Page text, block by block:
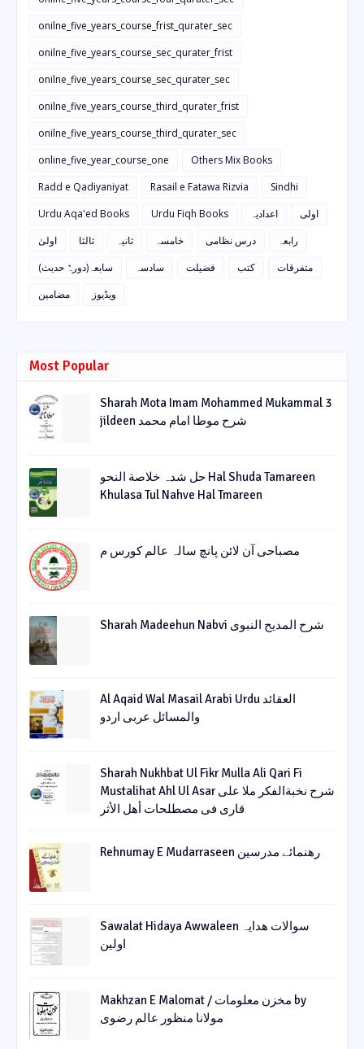
onilne_five_years_course_frist_qurater_sec
onilne_five_years_course_sec_qurater_frist
onilne_five_years_course_sec_qurater_sec
onilne_five_years_course_third_qurater_frist
onilne_five_years_course_third_qurater_sec
online_five_year_course_one
Others Mix Books
Radd e Qadiyaniyat
Rasail e Fatawa Rizvia
Sindhi
Urdu Aqa'ed Books
Urdu Fiqh Books اعدادیہ
اولی
اولیٰ
ثالثا ثانیہ خامسہ درس نظامی
رابعہ
سابعہ(دورہٌ حدیث)
سادسہ فضیلت کتب
متفرقات
مضامین
ویڈیوز
Most Popular
Sharah Mota Imam Mohammed Mukammal 3
jildeen شرح موطا امام محمد
حل شدہ خلاصة النحو Hal Shuda Tamareen
Khulasa Tul Nahve Hal Tmareen
مصباحی آن لائن پانچ سالہ عالم کورس م
Sharah Madeehun Nabvi شرح المدیح النبوی
Al Aqaid Wal Masail Arabi Urdu العقائد
والمسائل عربی اردو
Sharah Nukhbat Ul Fikr Mulla Ali Qari Fi
Mustalihat Ahl Ul Asar شرح نخبةالفکر ملا علی
قاری فی مصطلحات أھل الأثر
Rehnumay E Mudarraseen رهنمائے مدرسین
Sawalat Hidaya Awwaleen سوالات ھدایہ
اولین
Makhzan E Malomat / مخزن معلومات by
مولانا منظور عالم رضوی